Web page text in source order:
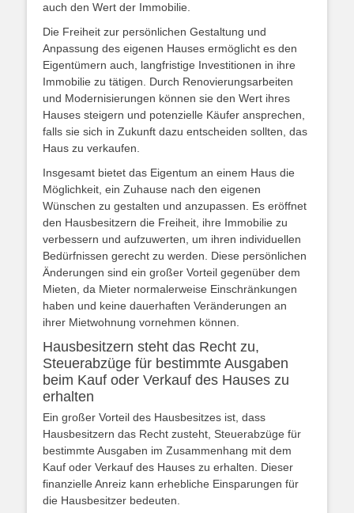
auch den Wert der Immobilie.
Die Freiheit zur persönlichen Gestaltung und
Anpassung des eigenen Hauses ermöglicht es den
Eigentümern auch, langfristige Investitionen in ihre
Immobilie zu tätigen. Durch Renovierungsarbeiten
und Modernisierungen können sie den Wert ihres
Hauses steigern und potenzielle Käufer ansprechen,
falls sie sich in Zukunft dazu entscheiden sollten, das
Haus zu verkaufen.
Insgesamt bietet das Eigentum an einem Haus die
Möglichkeit, ein Zuhause nach den eigenen
Wünschen zu gestalten und anzupassen. Es eröffnet
den Hausbesitzern die Freiheit, ihre Immobilie zu
verbessern und aufzuwerten, um ihren individuellen
Bedürfnissen gerecht zu werden. Diese persönlichen
Änderungen sind ein großer Vorteil gegenüber dem
Mieten, da Mieter normalerweise Einschränkungen
haben und keine dauerhaften Veränderungen an
ihrer Mietwohnung vornehmen können.
Hausbesitzern steht das Recht zu,
Steuerabzüge für bestimmte Ausgaben
beim Kauf oder Verkauf des Hauses zu
erhalten
Ein großer Vorteil des Hausbesitzes ist, dass
Hausbesitzern das Recht zusteht, Steuerabzüge für
bestimmte Ausgaben im Zusammenhang mit dem
Kauf oder Verkauf des Hauses zu erhalten. Dieser
finanzielle Anreiz kann erhebliche Einsparungen für
die Hausbesitzer bedeuten.